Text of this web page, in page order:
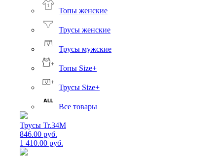
Топы женские
Трусы женские
Трусы мужские
Топы Size+
Трусы Size+
Все товары
Трусы Tr.34M
846.00 руб.
1 410.00 руб.